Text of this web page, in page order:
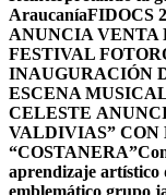
AraucaníaFIDOCS
ANUNCIA VENTA
FESTIVAL
INAUGURACIÓN
ESCENA
CELESTE
VALDIVIAS”
“COSTANERA”
aprendizaje artístico
emblemático grupo